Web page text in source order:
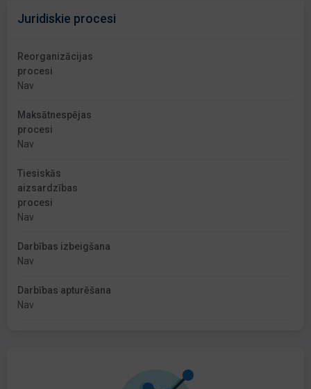
Juridiskie procesi
Reorganizācijas
procesi
Nav
Maksātnespējas
procesi
Nav
Tiesiskās
aizsardzības
procesi
Nav
Darbības izbeigšana
Nav
Darbības apturēšana
Nav